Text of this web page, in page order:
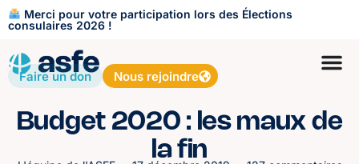
Merci pour votre participation lors des Élections
consulaires 2026 !
Faire un don Nous rejoindre
Budget 2020 : les maux de
la fin